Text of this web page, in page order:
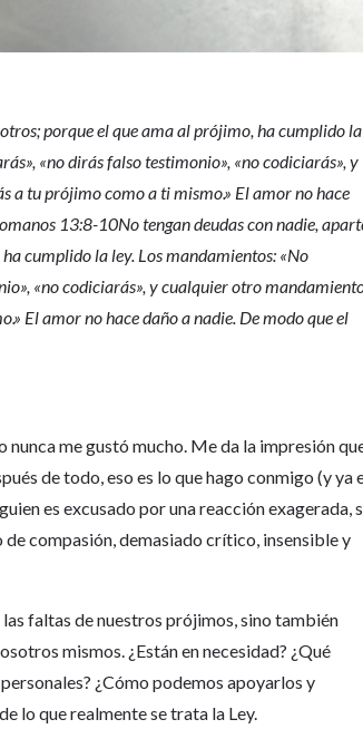
porque el que ama al prójimo, ha cumplido la
«no dirás falso testimonio», «no codiciarás», y
a tu prójimo como a ti mismo.» El amor no hace
13:8-10No tengan deudas con nadie,
cumplido la ley. Los mandamientos: «No
«no codiciarás», y cualquier otro
El amor no hace daño a nadie. De modo que el
me gustó mucho. Me da la impresión
de todo, eso es lo que hago conmigo (y ya
es excusado por una reacción exagerada,
compasión, demasiado crítico, insensible y
faltas de nuestros prójimos, sino también
mismos. ¿Están en necesidad? ¿Qué
¿Cómo podemos apoyarlos y
lo que realmente se trata la Ley.